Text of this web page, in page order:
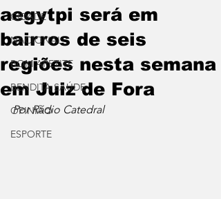
CIDADE
NACIONAL
BOM APETITE
BENDITA SAÚDE
OPINIÃO
ESPORTE
aegytpi será em
bairros de seis
regiões nesta semana
em Juiz de Fora
Por Rádio Catedral